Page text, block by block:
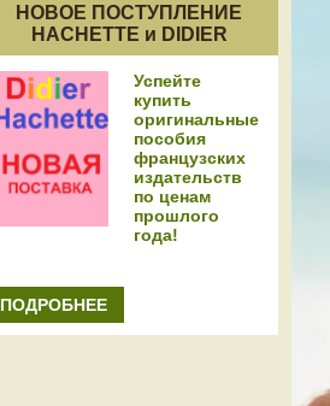
НОВОЕ ПОСТУПЛЕНИЕ
HACHETTE и DIDIER
Успейте
купить
оригинальные
пособия
французских
издательств
по ценам
прошлого
года!
ПОДРОБНЕЕ